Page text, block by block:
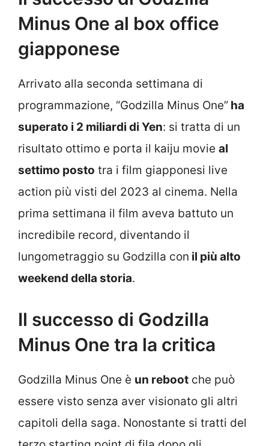
Minus One al box office
giapponese
Arrivato alla seconda settimana di
programmazione, “Godzilla Minus One” ha
superato i 2 miliardi di Yen: si tratta di un
risultato ottimo e porta il kaiju movie al
settimo posto tra i film giapponesi live
action più visti del 2023 al cinema. Nella
prima settimana il film aveva battuto un
incredibile record, diventando il
lungometraggio su Godzilla con il più alto
weekend della storia.
Il successo di Godzilla
Minus One tra la critica
Godzilla Minus One è un reboot che può
essere visto senza aver visionato gli altri
capitoli della saga. Nonostante si tratti del